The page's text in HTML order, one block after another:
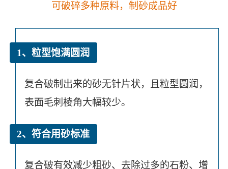
可破碎多种原料，制砂成品好
1、粒型饱满圆润
复合破制出来的砂无针片状，且粒型圆润，
表面毛刺棱角大幅较少。
2、符合用砂标准
复合破有效减少粗砂、去除过多的石粉、增